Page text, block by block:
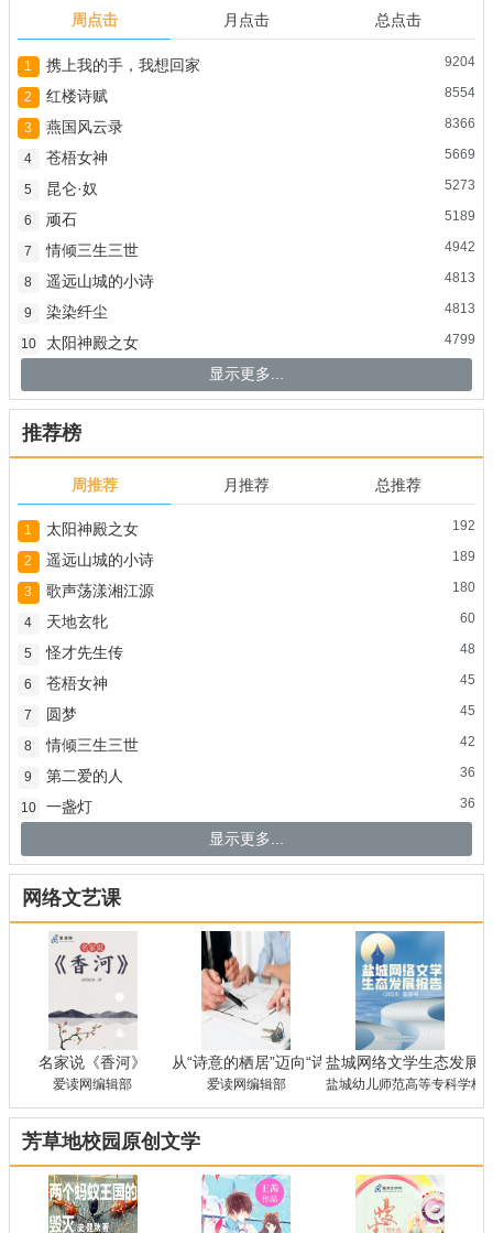
周点击 月点击 总点击
9204
1 携上我的手，我想回家
8554
2 红楼诗赋
8366
3 燕国风云录
5669
4 苍梧女神
5273
5 昆仑·奴
5189
6 顽石
4942
7 情倾三生三世
4813
8 遥远山城的小诗
4813
9 染染纤尘
4799
10
太阳神殿之女
显示更多...
推荐榜
周推荐 月推荐 总推荐
192
1 太阳神殿之女
189
2 遥远山城的小诗
180
3 歌声荡漾湘江源
60
4 天地玄牝
48
5 怪才先生传
45
6 苍梧女神
45
7 圆梦
42
8 情倾三生三世
36
9 第二爱的人
36
10
一盏灯
显示更多...
网络文艺课
名家说《香河》
爱读网编辑部
从“诗意的栖居”迈向“诗意生存”——对张谡《
爱读网编辑部
盐城网络文学生态发展
盐城幼儿师范高等专科学校
芳草地校园原创文学